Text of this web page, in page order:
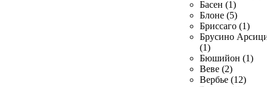
Басен (1)
Блоне (5)
Бриссаго (1)
Брусино
(1)
Бюшийон (1)
Веве (2)
Вербье (12)